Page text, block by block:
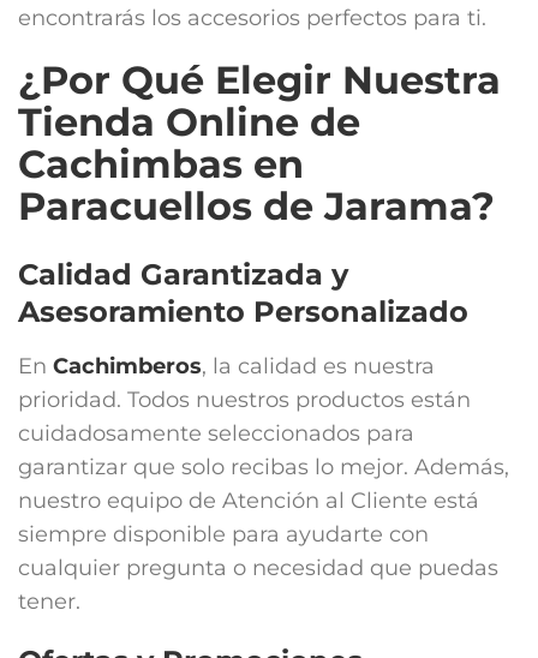
encontrarás los accesorios perfectos para ti.
¿Por Qué Elegir Nuestra
Tienda Online de
Cachimbas en
Paracuellos de Jarama?
Calidad Garantizada y
Asesoramiento Personalizado
En Cachimberos, la calidad es nuestra
prioridad. Todos nuestros productos están
cuidadosamente seleccionados para
garantizar que solo recibas lo mejor. Además,
nuestro equipo de Atención al Cliente está
siempre disponible para ayudarte con
cualquier pregunta o necesidad que puedas
tener.